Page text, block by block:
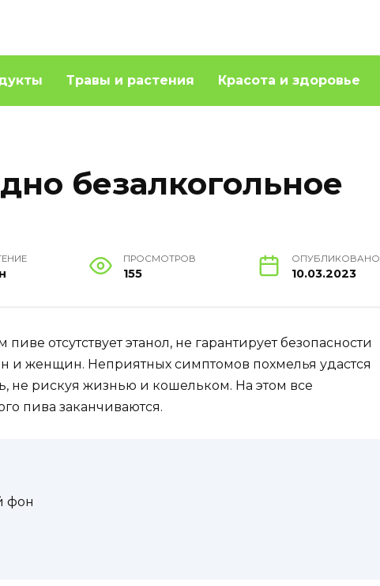
Травы и растения Красота и здоровье
безалкогольное
ПРОСМОТРОВ
155
ОПУБЛИКОВАНО
10.03.2023
пиве отсутствует этанол, не гарантирует безопасности
и женщин. Неприятных симптомов похмелья удастся
не рискуя жизнью и кошельком. На этом все
пива заканчиваются.
фон